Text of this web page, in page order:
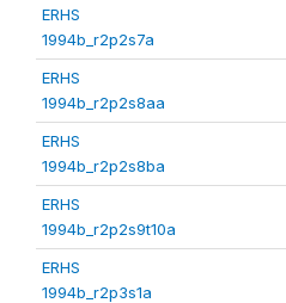
ERHS
1994b_r2p2s7a
ERHS
1994b_r2p2s8aa
ERHS
1994b_r2p2s8ba
ERHS
1994b_r2p2s9t10a
ERHS
1994b_r2p3s1a